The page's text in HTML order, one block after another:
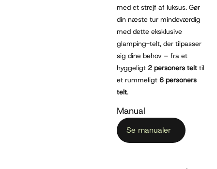
med et strejf af luksus. Gør
din næste tur mindeværdig
med dette eksklusive
glamping-telt, der tilpasser
sig dine behov – fra et
hyggeligt 2 personers telttil
et rummeligt 6 personers
telt.
Manual
Se manualer